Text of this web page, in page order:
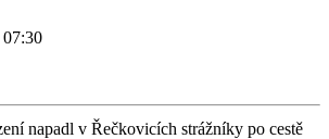
07:30
napadl v Řečkovicích strážníky po cestě